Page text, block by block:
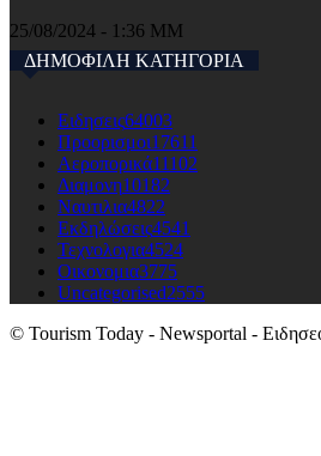
25/08/2024 - 1:36 ΜΜ
ΔΗΜΟΦΙΛΗ ΚΑΤΗΓΟΡΙΑ
Ειδησεις64003
Προορισμοι17611
Αεροπορικά11102
Διαμονη10182
Ναυτιλια4822
Εκδηλώσεις4541
Τεχνολογια4524
Οικονομια3775
Uncategorised2555
© Tourism Today - Newsportal -